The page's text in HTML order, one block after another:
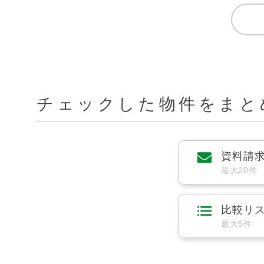
チェックした物件をまと
資料請
最大20件
比較リ
最大5件